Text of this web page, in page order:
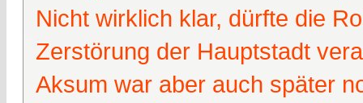
Nicht wirklich klar, dürfte die
Zerstörung der Hauptstadt
Aksum war aber auch später